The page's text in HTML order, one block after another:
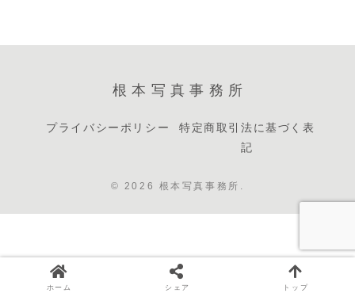
根本写真事務所
プライバシーポリシー
特定商取引法に基づく表
記
© 2026 根本写真事務所.
ホーム シェア トップ